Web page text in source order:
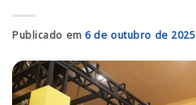
Publicado em6 de outubro de 2025